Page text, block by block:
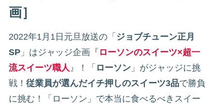
画］
2022年1月1日元旦放送の「 ジョブチューン正月
SP 」はジャッジ企画『 ローソンのスイーツ×超一
流スイーツ職人 』！「 ローソン 」がジャッジに挑
戦！ 従業員が選んだイチ押しのスイーツ3品で勝負
に挑む！「ローソン」で本当に食べるべきスイー